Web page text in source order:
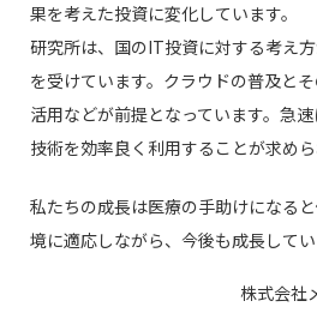
果を考えた投資に変化しています。
研究所は、国のIT投資に対する考え
を受けています。クラウドの普及と
活用などが前提となっています。急
技術を効率良く利用することが求めら
私たちの成長は医療の手助けになる
境に適応しながら、今後も成長してい
株式会社